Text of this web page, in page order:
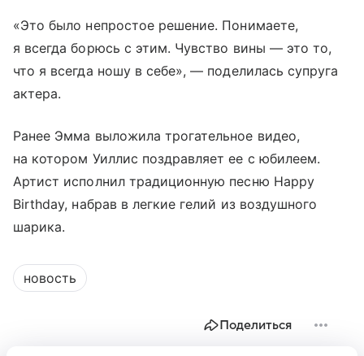
«Это было непростое решение. Понимаете,
я всегда борюсь с этим. Чувство вины — это то,
что я всегда ношу в себе», — поделилась супруга
актера.
Ранее Эмма выложила трогательное видео,
на котором Уиллис поздравляет ее с юбилеем.
Артист исполнил традиционную песню Happy
Birthday, набрав в легкие гелий из воздушного
шарика.
новость
Поделиться